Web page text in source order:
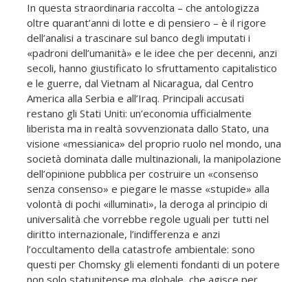
In questa straordinaria raccolta – che antologizza
oltre quarant’anni di lotte e di pensiero – è il rigore
dell’analisi a trascinare sul banco degli imputati i
«padroni dell’umanità» e le idee che per decenni, anzi
secoli, hanno giustificato lo sfruttamento capitalistico
e le guerre, dal Vietnam al Nicaragua, dal Centro
America alla Serbia e all’Iraq. Principali accusati
restano gli Stati Uniti: un’economia ufficialmente
liberista ma in realtà sovvenzionata dallo Stato, una
visione «messianica» del proprio ruolo nel mondo, una
società dominata dalle multinazionali, la manipolazione
dell’opinione pubblica per costruire un «consenso
senza consenso» e piegare le masse «stupide» alla
volontà di pochi «illuminati», la deroga al principio di
universalità che vorrebbe regole uguali per tutti nel
diritto internazionale, l’indifferenza e anzi
l’occultamento della catastrofe ambientale: sono
questi per Chomsky gli elementi fondanti di un potere